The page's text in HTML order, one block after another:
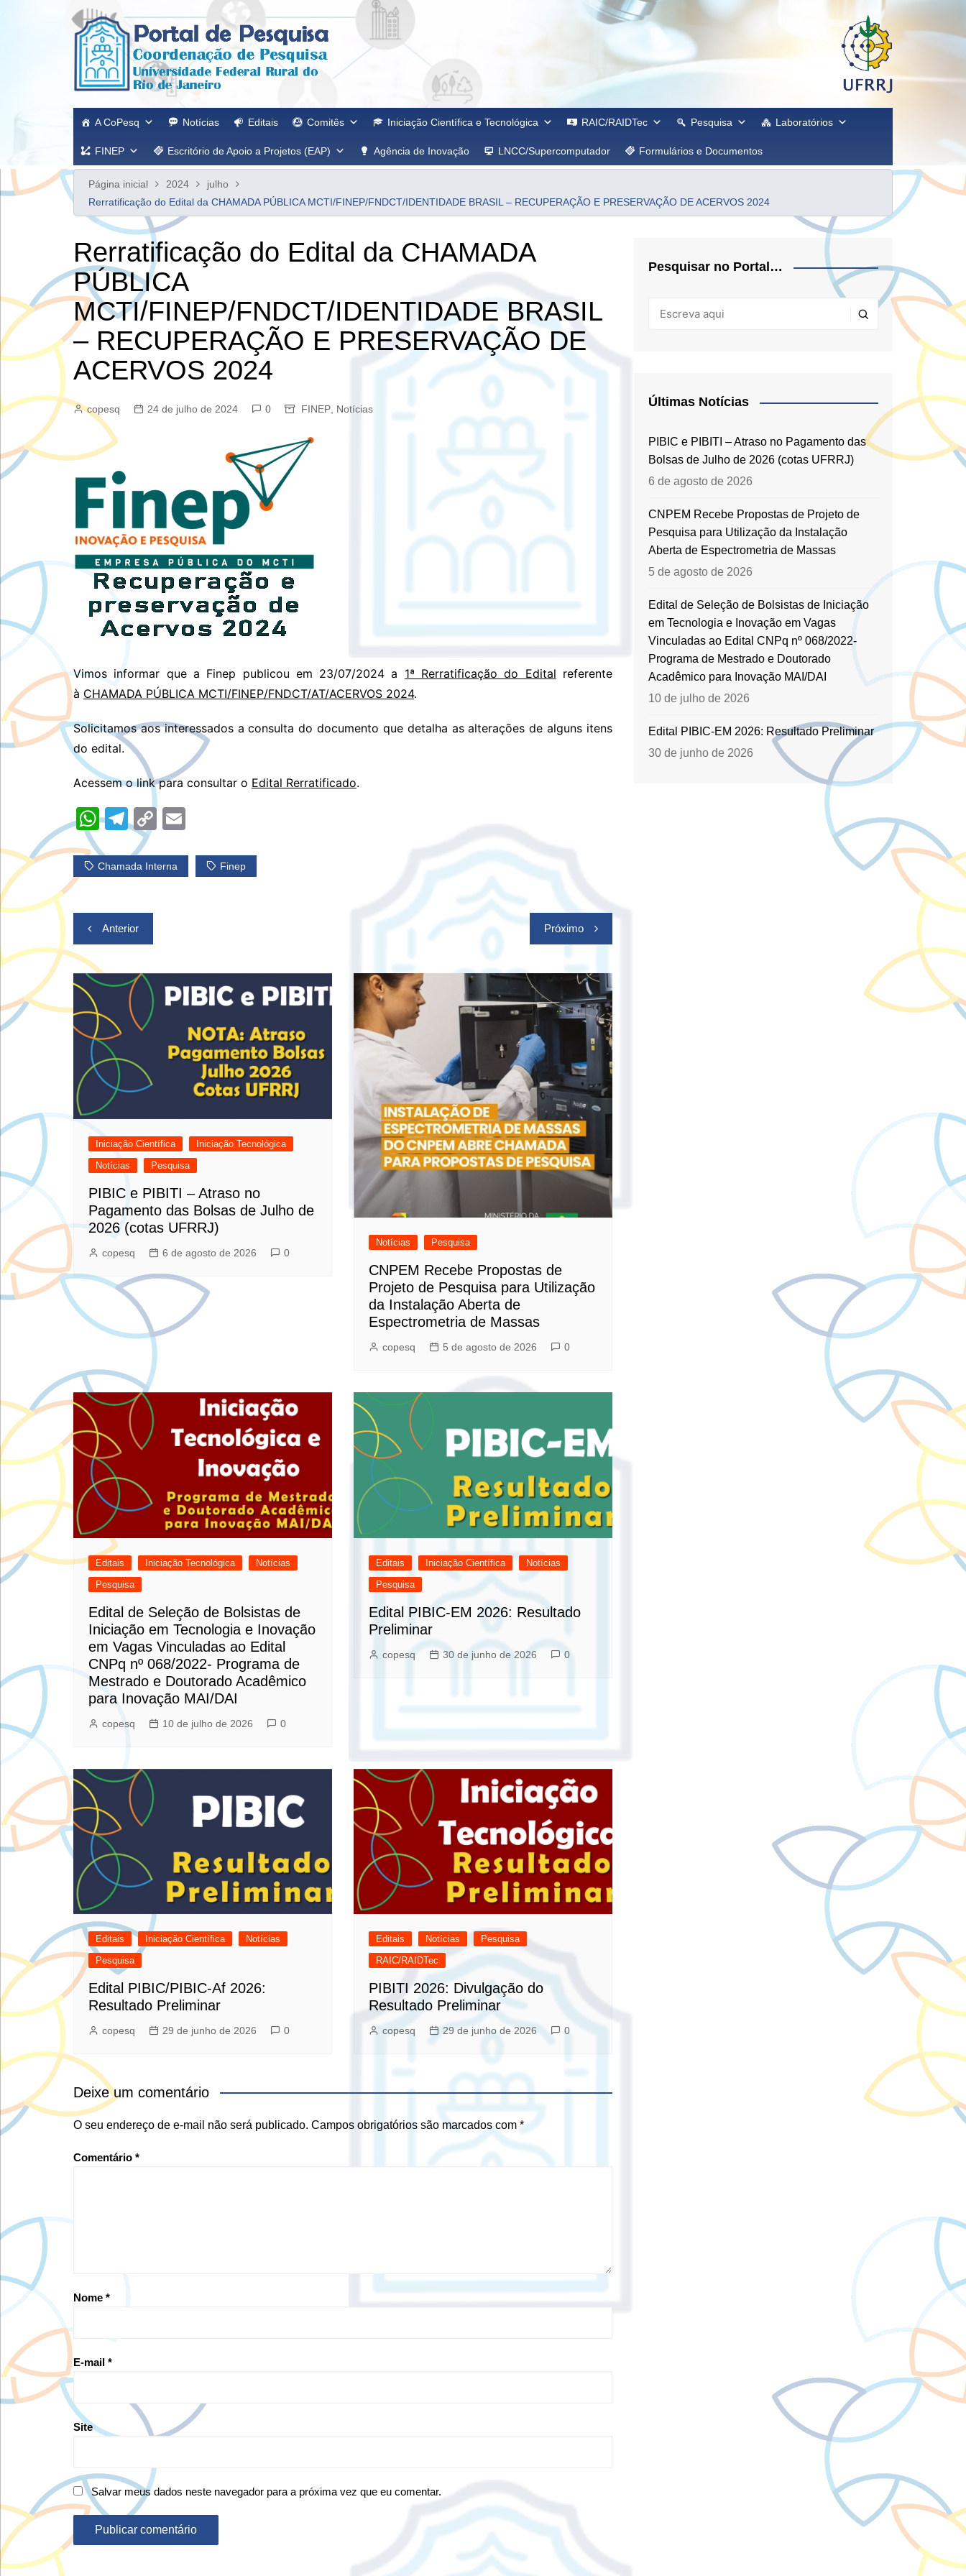
A CoPesq Notícias Editais Comitês Iniciação Científica e Tecnológica RAIC/RAIDTec Pesquisa Laboratórios
FINEP Escritório de Apoio a Projetos (EAP) Agência de Inovação LNCC/Supercomputador Formulários e Documentos
Página inicial 2024
julho
Rerratificação do Edital da CHAMADA PÚBLICA MCTI/FINEP/FNDCT/IDENTIDADE BRASIL – RECUPERAÇÃO E PRESERVAÇÃO DE ACERVOS 2024
Rerratificação do Edital da CHAMADA
PÚBLICA
MCTI/FINEP/FNDCT/IDENTIDADE BRASIL
– RECUPERAÇÃO E PRESERVAÇÃO DE
ACERVOS 2024
copesq 24 de julho de 2024 0 FINEP Notícias
Vimos informar que a Finep publicou em 23/07/2024 a 1ª Rerratificação do Edital referente
à CHAMADA PÚBLICA MCTI/FINEP/FNDCT/AT/ACERVOS 2024.
Solicitamos aos interessados a consulta do documento que detalha as alterações de alguns itens
do edital.
Acessem o link para consultar o Edital Rerratificado.
W
h
at
A
p
T
el
e
a
m
C
p ai
Chamada Interna Finep
Navegação
de
Post
Anterior Próximo
Iniciação Científica
Iniciação Tecnológica
Notícias
Pesquisa
PIBIC e PIBITI – Atraso no
Pagamento das Bolsas de Julho de
2026 (cotas UFRRJ)
copesq 6 de agosto de 2026 0
Notícias Pesquisa
CNPEM Recebe Propostas de
Projeto de Pesquisa para Utilização
da Instalação Aberta de
Espectrometria de Massas
copesq 5 de agosto de 2026 0
Editais Iniciação Tecnológica
Notícias
Pesquisa
Edital de Seleção de Bolsistas de
Iniciação em Tecnologia e Inovação
em Vagas Vinculadas ao Edital
CNPq nº 068/2022- Programa de
Mestrado e Doutorado Acadêmico
para Inovação MAI/DAI
copesq 10 de julho de 2026 0
Editais Iniciação Científica
Notícias
Pesquisa
Edital PIBIC-EM 2026: Resultado
Preliminar
copesq 30 de junho de 2026 0
Editais Iniciação Científica
Notícias
Pesquisa
Edital PIBIC/PIBIC-Af 2026:
Resultado Preliminar
copesq 29 de junho de 2026 0
Editais Notícias
Pesquisa
RAIC/RAIDTec
PIBITI 2026: Divulgação do
Resultado Preliminar
copesq 29 de junho de 2026 0
Deixe um comentário
O seu endereço de e-mail não será publicado. Campos obrigatórios são marcados com *
Comentário *
Nome *
E-mail *
Site
Salvar meus dados neste navegador para a próxima vez que eu comentar.
Pesquisar no Portal…
Últimas Notícias
PIBIC e PIBITI – Atraso no Pagamento das
Bolsas de Julho de 2026 (cotas UFRRJ)
6 de agosto de 2026
CNPEM Recebe Propostas de Projeto de
Pesquisa para Utilização da Instalação
Aberta de Espectrometria de Massas
5 de agosto de 2026
Edital de Seleção de Bolsistas de Iniciação
em Tecnologia e Inovação em Vagas
Vinculadas ao Edital CNPq nº 068/2022-
Programa de Mestrado e Doutorado
Acadêmico para Inovação MAI/DAI
10 de julho de 2026
Edital PIBIC-EM 2026: Resultado Preliminar
30 de junho de 2026